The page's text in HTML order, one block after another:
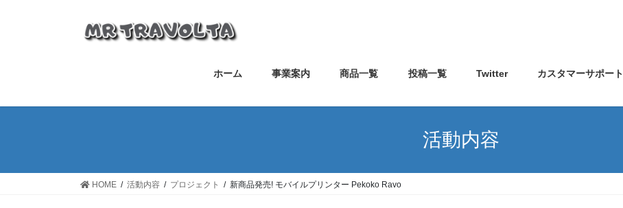
ホーム 事業案内 商品一覧 投稿一覧 Twitter カスタマーサポート
活動内容
HOME 活動内容 プロジェクト 新商品発売! モバイルプリンター Pekoko Ravo